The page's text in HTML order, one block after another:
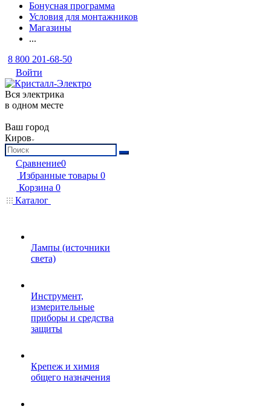
Бонусная программа
Условия для монтажников
Магазины
...
8 800 201-68-50
Войти
Вся электрика
в одном месте
Ваш город
Киров
Сравнение0
Избранные товары 0
Корзина 0
Каталог
Лампы (источники
света)
Инструмент,
измерительные
приборы и средства
защиты
Крепеж и химия
общего назначения